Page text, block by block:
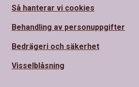
Så hanterar vi cookies
Behandling av personuppgifter
Bedrägeri och säkerhet
Visselblåsning